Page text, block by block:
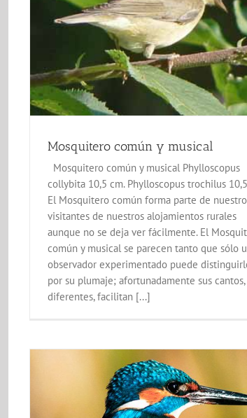
Mosquitero común y musical
Mosquitero común y musical Phylloscopus
collybita 10,5 cm. Phylloscopus trochilus
El Mosquitero común forma parte de
visitantes de nuestros alojamientos rurales
aunque no se deja ver fácilmente. El
común y musical se parecen tanto que sólo
observador experimentado puede
por su plumaje; afortunadamente sus
diferentes, facilitan [...]